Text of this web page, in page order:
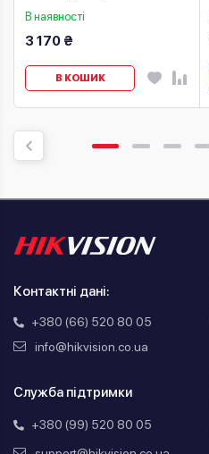
В наявності
3 170 ₴
В КОШИК
Контактні дані:
+380 (66) 520 80 05
info@hikvision.co.ua
Служба підтримки
+380 (99) 520 80 05